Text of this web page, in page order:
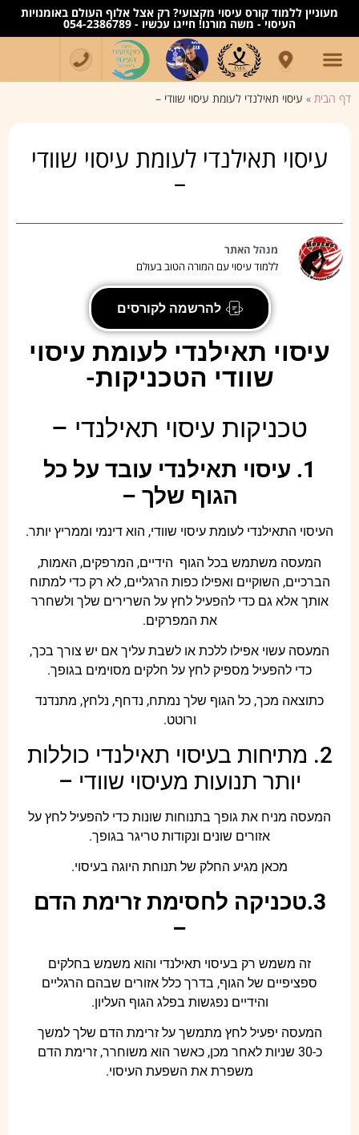
מעוניין ללמוד קורס עיסוי מקצועי? רק אצל אלוף העולם באומנויות
העיסוי - משה מורנו! חייגו עכשיו - 054-2386789
דף הבית » עיסוי תאילנדי לעומת עיסוי שוודי –
עיסוי תאילנדי לעומת עיסוי שוודי
–
מנהל האתר
ללמוד עיסוי עם המורה הטוב בעולם
להרשמה לקורסים
עיסוי תאילנדי לעומת עיסוי
שוודי הטכניקות-
טכניקות עיסוי תאילנדי –
1. עיסוי תאילנדי עובד על כל
הגוף שלך –
העיסוי התאילנדי לעומת עיסוי שוודי, הוא דינמי וממריץ יותר.
המעסה משתמש בכל הגוף הידיים, המרפקים, האמות,
הברכיים, השוקיים ואפילו כפות הרגליים, לא רק כדי למתוח
אותך אלא גם כדי להפעיל לחץ על השרירים שלך ולשחרר
את המפרקים.
המעסה עשוי אפילו ללכת או לשבת עליך אם יש צורך בכך,
כדי להפעיל מספיק לחץ על חלקים מסוימים בגופך.
כתוצאה מכך, כל הגוף שלך נמתח, נדחף, נלחץ, מתנדנד
ורוטט.
2. מתיחות בעיסוי תאילנדי כוללות
יותר תנועות מעיסוי שוודי –
המעסה מניח את גופך בתנוחות שונות כדי להפעיל לחץ על
אזורים שונים ונקודות טריגר בגופך.
מכאן מגיע החלק של תנוחת היוגה בעיסוי.
3.טכניקה לחסימת זרימת הדם
–
זה משמש רק בעיסוי תאילנדי והוא משמש בחלקים
ספציפיים של הגוף, בדרך כלל אזורים שבהם הרגליים
והידיים נפגשות בפלג הגוף העליון.
המעסה יפעיל לחץ מתמשך על זרימת הדם שלך למשך
כ-30 שניות לאחר מכן, כאשר הוא משוחרר, זרימת הדם
משפרת את השפעת העיסוי.